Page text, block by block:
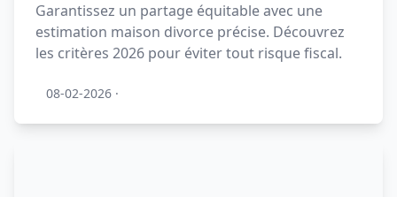
Garantissez un partage équitable avec une
estimation maison divorce précise. Découvrez
les critères 2026 pour éviter tout risque fiscal.
08-02-2026 ·